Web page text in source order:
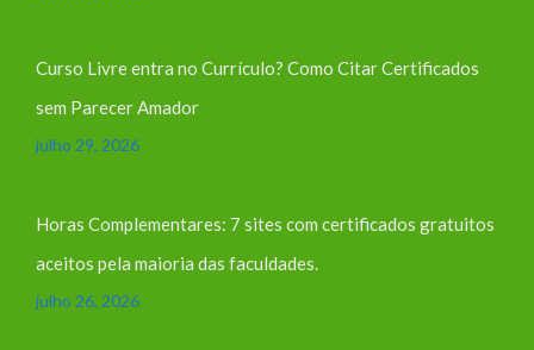
Curso Livre entra no Currículo? Como Citar Certificados
sem Parecer Amador
julho 29, 2026
Horas Complementares: 7 sites com certificados gratuitos
aceitos pela maioria das faculdades.
julho 26, 2026